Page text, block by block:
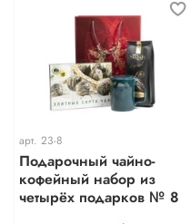
арт. 23-8
Подарочный чайно-
кофейный набор из
четырёх подарков № 8